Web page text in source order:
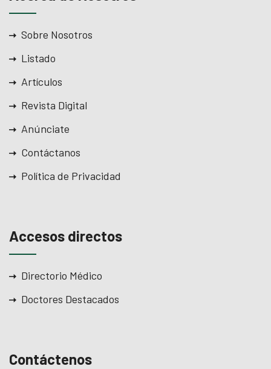
Sobre Nosotros
Listado
Artículos
Revista Digital
Anúnciate
Contáctanos
Política de Privacidad
Accesos directos
Directorio Médico
Doctores Destacados
Contáctenos